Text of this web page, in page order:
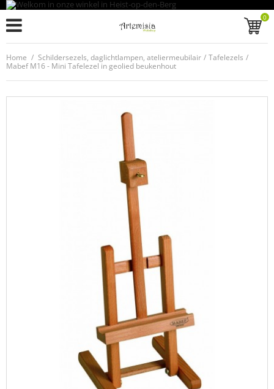
0
Home / Schildersezels, daglichtlampen, ateliermeubilair / Tafelezels /
Mabef M16 - Mini Tafelezel in geolied beukenhout